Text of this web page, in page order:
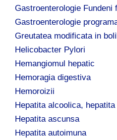
Gastroenterologie Fundeni
Gastroenterologie
Greutatea modificata in
Helicobacter Pylori
Hemangiomul hepatic
Hemoragia digestiva
Hemoroizii
Hepatita alcoolica,
Hepatita ascunsa
Hepatita autoimuna